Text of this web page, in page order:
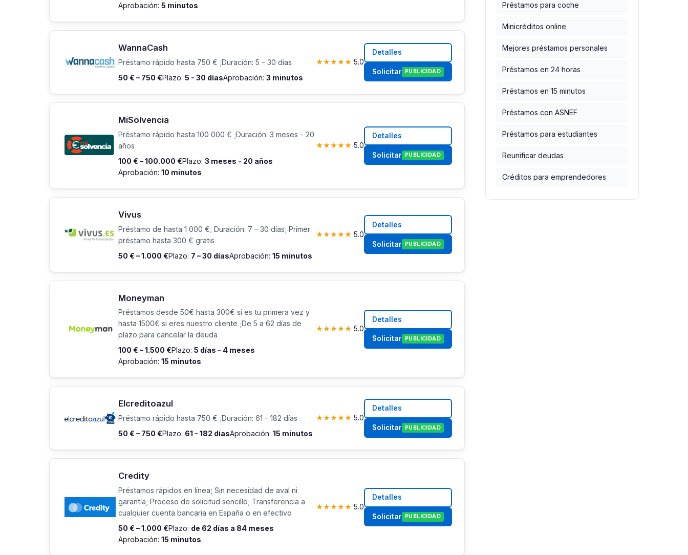
Aprobación: 5 minutos
WannaCash
Préstamo rápido hasta 750 € ;Duración: 5 - 30 días
50 € – 750 €Plazo: 5 - 30 díasAprobación: 3 minutos
★★★★★ 5.0
Detalles
Solicitar PUBLICIDAD
MiSolvencia
Préstamo rápido hasta 100 000 € ;Duración: 3 meses - 20
años
100 € – 100.000 €Plazo: 3 meses - 20 años
Aprobación: 10 minutos
★★★★★ 5.0
Detalles
Solicitar PUBLICIDAD
Vivus
Préstamo de hasta 1 000 €; Duración: 7 – 30 días; Primer
préstamo hasta 300 € gratis
50 € – 1.000 €Plazo: 7 – 30 díasAprobación: 15 minutos
★★★★★ 5.0
Detalles
Solicitar PUBLICIDAD
Moneyman
Préstamos desde 50€ hasta 300€ si es tu primera vez y
hasta 1500€ si eres nuestro cliente ;De 5 a 62 días de
plazo para cancelar la deuda
100 € – 1.500 €Plazo: 5 días – 4 meses
Aprobación: 15 minutos
★★★★★ 5.0
Detalles
Solicitar PUBLICIDAD
Elcreditoazul
Préstamo rápido hasta 750 € ;Duración: 61 – 182 días
50 € – 750 €Plazo: 61 - 182 díasAprobación: 15 minutos
★★★★★ 5.0
Detalles
Solicitar PUBLICIDAD
Credity
Préstamos rápidos en línea; Sin necesidad de aval ni
garantía; Proceso de solicitud sencillo; Transferencia a
cualquier cuenta bancaria en España o en efectivo
50 € – 1.000 €Plazo: de 62 días a 84 meses
Aprobación: 15 minutos
★★★★★ 5.0
Detalles
Solicitar PUBLICIDAD
Préstamos para coche
Minicréditos online
Mejores préstamos personales
Préstamos en 24 horas
Préstamos en 15 minutos
Préstamos con ASNEF
Préstamos para estudiantes
Reunificar deudas
Créditos para emprendedores